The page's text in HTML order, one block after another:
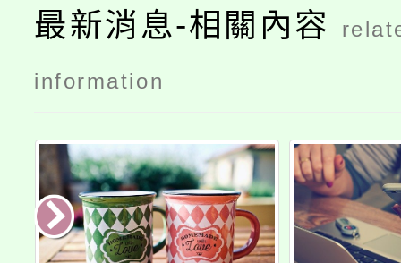
最新消息-相關內容
information